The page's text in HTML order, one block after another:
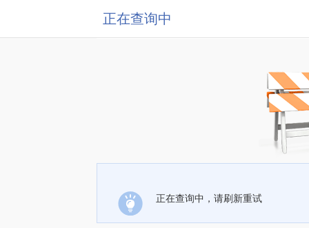
正在查询中
正在查询中，请刷新重试